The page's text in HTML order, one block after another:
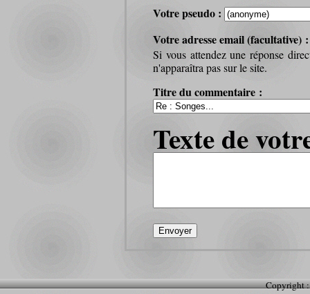
Votre pseudo :
Votre adresse email (facultative)
Si vous attendez une réponse
n'apparaîtra pas sur le site.
Titre du commentaire :
Texte de
Copyright